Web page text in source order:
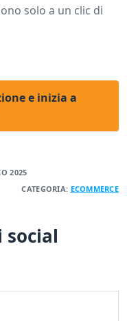
solo a un clic di
e inizia a
2025
CATEGORIA: ECOMMERCE
social